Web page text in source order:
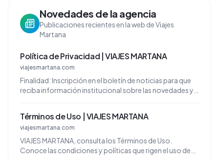
Novedades de la agencia
Publicaciones recientes en la web de Viajes
Martana
Política de Privacidad | VIAJES MARTANA
viajesmartana.com
Finalidad: Inscripción en el boletín de noticias para que
reciba información institucional sobre las novedades y
Términos de Uso | VIAJES MARTANA
viajesmartana.com
VIAJES MARTANA, consulta los Términos de Uso.
Conoce las condiciones y políticas que rigen el uso de